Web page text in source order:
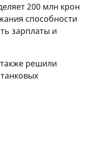
200 млн крон
способности
зарплаты и
также решили